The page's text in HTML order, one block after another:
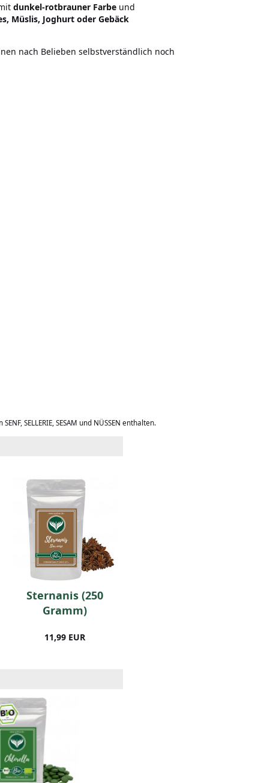
dunkel-rotbrauner Farbe und
Müslis, Joghurt oder Gebäck
nach Belieben selbstverständlich noch
SELLERIE, SESAM und NÜSSEN enthalten.
Sternanis (250
Gramm)
11,99 EUR